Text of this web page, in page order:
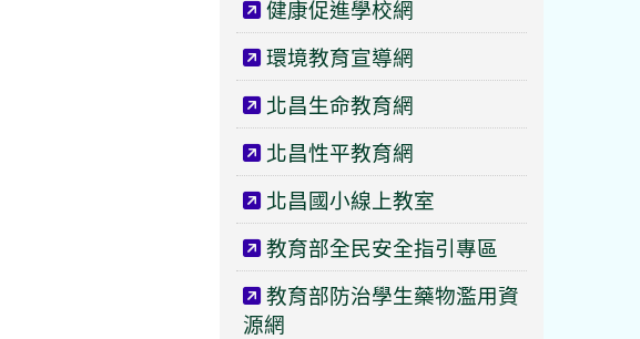
健康促進學校網
環境教育宣導網
北昌生命教育網
北昌性平教育網
北昌國小線上教室
教育部全民安全指引專區
教育部防治學生藥物濫用資
源網